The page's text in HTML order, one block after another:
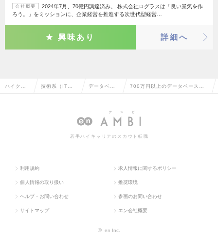
会社概要
2024年7月、70億円調達済み。 株式会社ログラスは「良い景気を作
ろう。」をミッションに、企業経営を推進する次世代型経営…
興味あり 詳細へ
ハイクラ 技術系（IT・W データベー
ア
700万円以上のデータベースエ
若手ハイキャリアのスカウト転職
利用規約 求人情報に関するポリシー
個人情報の取り扱い 推奨環境
ヘルプ・お問い合わせ 参画のお問い合わせ
サイトマップ エン会社概要
© en Inc.